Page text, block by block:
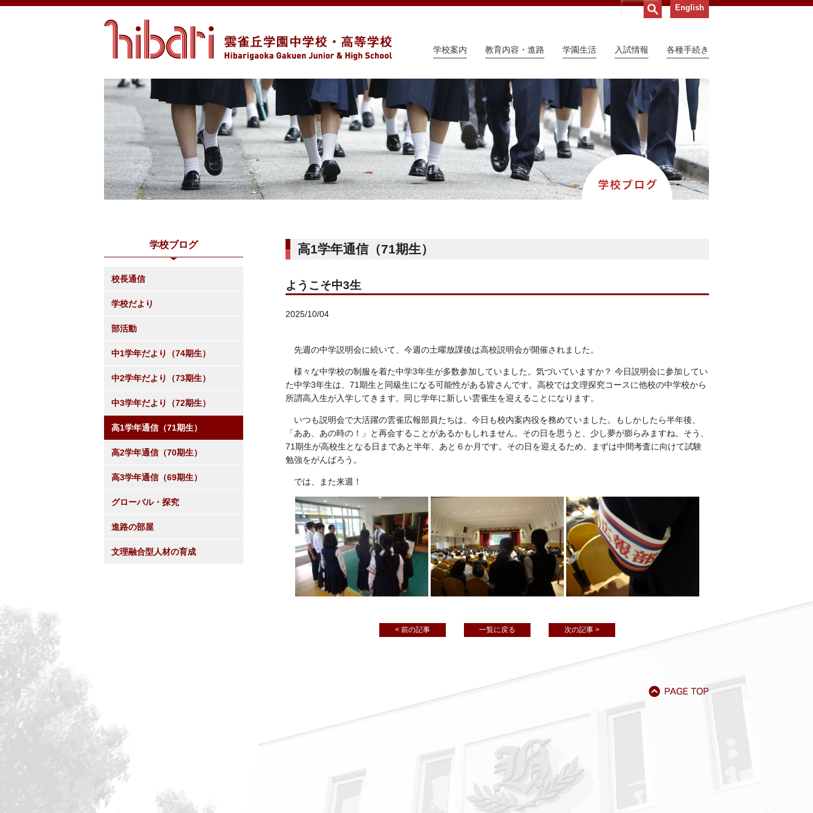
English
学校案内 教育内容・進路 学園生活 入試情報 各種手続き
高1学年通信（71期生）
ようこそ中3生
2025/10/04
先週の中学説明会に続いて、今週の土曜放課後は高校説明会が開催されました。
様々な中学校の制服を着た中学3年生が多数参加していました。気づいていますか？ 今日説明会に参加してい
た中学3年生は、71期生と同級生になる可能性がある皆さんです。高校では文理探究コースに他校の中学校から
所謂高入生が入学してきます。同じ学年に新しい雲雀生を迎えることになります。
いつも説明会で大活躍の雲雀広報部員たちは、今日も校内案内役を務めていました。もしかしたら半年後、
「ああ、あの時の！」と再会することがあるかもしれません。その日を思うと、少し夢が膨らみますね。そう、
71期生が高校生となる日まであと半年、あと６か月です。その日を迎えるため、まずは中間考査に向けて試験
勉強をがんばろう。
では、また来週！
< 前の記事 一覧に戻る 次の記事 >
学校ブログ
校長通信
学校だより
部活動
中1学年だより（74期生）
中2学年だより（73期生）
中3学年だより（72期生）
高1学年通信（71期生）
高2学年通信（70期生）
高3学年通信（69期生）
グローバル・探究
進路の部屋
文理融合型人材の育成